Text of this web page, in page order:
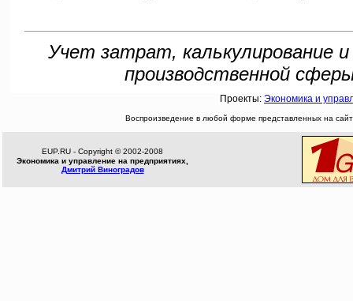
Учет затрат, калькулирование
производственной
Проекты: Экономика и
Воспроизведение в любой форме представленных на
EUP.RU - Copyright © 2002-2008
Экономика и управление на предприятиях,
Дмитрий Виноградов